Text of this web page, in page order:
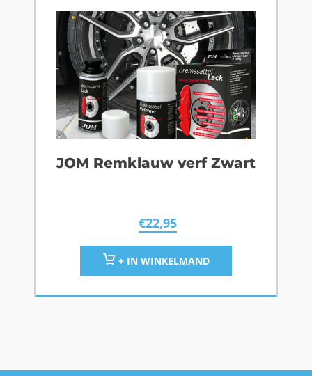
JOM Remklauw verf Zwart
€22,95
+ IN WINKELMAND